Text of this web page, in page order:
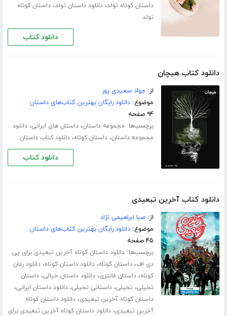
داستان کوتاه تولد،دانلود داستان تولد،داستان کوتاه
تولد
دانلود کتاب
دانلود کتاب هیچان
از:جواد سعیدی پور
موضوع:دانلود رایگان بهترین کتاب‌های داستان
۹۴ صفحه
برچسب‌ها: مجموعه داستان،داستان های ایرانی،دانلود
مجموعه داستان،داستان کوتاه،دانلود کتاب داستان
دانلود کتاب
دانلود کتاب آخرین تبعیدی
از:صبا ابراهیمی نژاد
موضوع:دانلود رایگان بهترین کتاب‌های داستان
۴۵ صفحه
برچسب‌ها:دانلود داستان کوتاه آخرین تبعیدی برای پی
دی اف،داستان کوتاه،دانلود داستان کوتاه،دانلود رمان
کوتاه،داستان فانتزی،دانلود داستان خیالی،داستان
تخیلی، تخیلی،داستانی تخیلی،دانلود داستان ایرانی،
داستان کوتاه آخرین تبعیدی،دانلود داستان کوتاه
آخرین تبعیدی،دانلود داستان کوتاه آخرین تبعیدی برای